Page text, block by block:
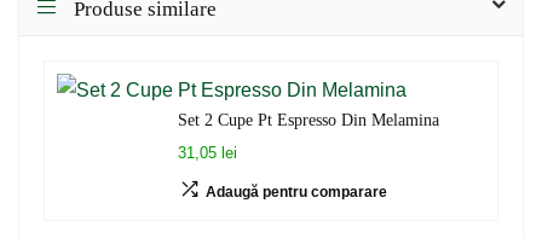
Produse similare
Set 2 Cupe Pt Espresso Din Melamina
31,05 lei
Adaugă pentru comparare